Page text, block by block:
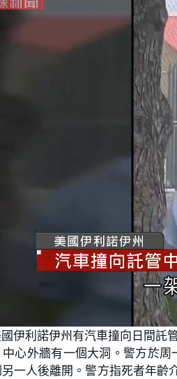
L
o
a
d
d
:
7
5
國伊利諾伊州有汽車撞向日間託
心外牆有一個大洞。警方於
一人後離開。警方指死者年